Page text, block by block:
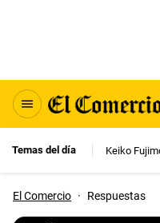
Temas del día Keiko
El Comercio · Respuestas